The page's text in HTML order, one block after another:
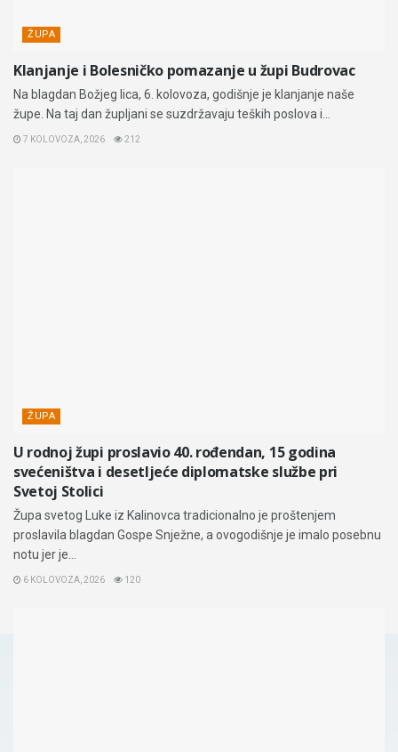
ŽUPA
Klanjanje i Bolesničko pomazanje u župi Budrovac
Na blagdan Božjeg lica, 6. kolovoza, godišnje je klanjanje naše
župe. Na taj dan župljani se suzdržavaju teških poslova i...
7 KOLOVOZA, 2026 212
ŽUPA
U rodnoj župi proslavio 40. rođendan, 15 godina
svećeništva i desetljeće diplomatske službe pri
Svetoj Stolici
Župa svetog Luke iz Kalinovca tradicionalno je proštenjem
proslavila blagdan Gospe Snježne, a ovogodišnje je imalo posebnu
notu jer je...
6 KOLOVOZA, 2026 120